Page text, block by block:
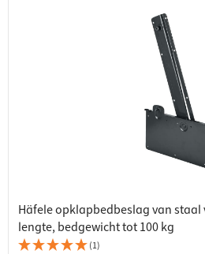
Häfele opklapbedbeslag van
lengte, bedgewicht tot 100 kg
(1)